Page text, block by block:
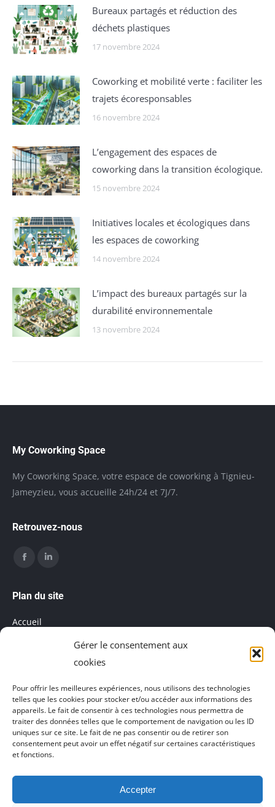
Gérer le consentement aux
cookies
Pour offrir les meilleures expériences, nous utilisons des technologies
telles que les cookies pour stocker et/ou accéder aux informations des
appareils. Le fait de consentir à ces technologies nous permettra de
traiter des données telles que le comportement de navigation ou les ID
uniques sur ce site. Le fait de ne pas consentir ou de retirer son
consentement peut avoir un effet négatif sur certaines caractéristiques
et fonctions.
Accepter
Bureaux partagés et réduction des
déchets plastiques
17 novembre 2024
Coworking et mobilité verte : faciliter les
trajets écoresponsables
16 novembre 2024
L’engagement des espaces de
coworking dans la transition écologique.
15 novembre 2024
Initiatives locales et écologiques dans
les espaces de coworking
14 novembre 2024
L’impact des bureaux partagés sur la
durabilité environnementale
13 novembre 2024
My Coworking Space
My Coworking Space, votre espace de coworking à Tignieu-
Jameyzieu, vous accueille 24h/24 et 7J/7.
Retrouvez-nous
Trouvez nous sur :
page
Plan du site
Accueil
Mentions légales
Politique de cookies (UE)
Agence de communication Akinai FranceetAgence de